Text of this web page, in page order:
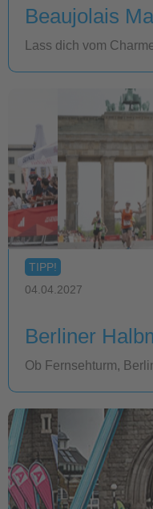
Beaujolais
Lass dich vom
TIPP!
04.04.2027
Berliner
Ob Fernsehturm,